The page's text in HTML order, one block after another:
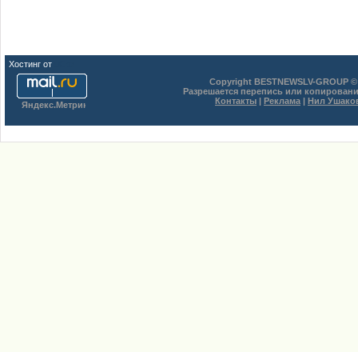
Хостинг от
Copyright BESTNEWSLV-GROUP
Разрешается перепись или
Контакты | Реклама | Нил